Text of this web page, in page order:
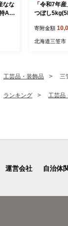
なな
Aラ
「令和7年
つぼし
＜最短翌日
8】
寄附金額
北海道三笠市
工芸品・装飾品 三
ランキング 工芸品
運営会社 自治体